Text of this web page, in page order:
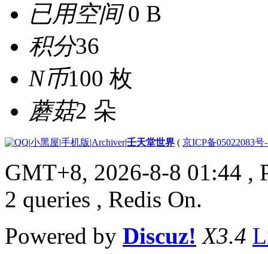
已用空间0 B
积分36
N币100 枚
蘑菇2 朵
|小黑屋|手机版|Archiver|壬天堂世界 ( 京ICP备05022083号
GMT+8, 2026-8-8 01:44 ,
2 queries , Redis On.
Powered by Discuz! X3.4